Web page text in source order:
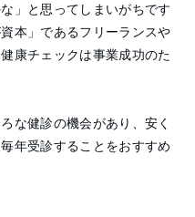
」と思ってしまいがちです
本」であるフリーランスや
康チェックは事業成功のた
な健診の機会があり、安く
年受診することをおすすめ